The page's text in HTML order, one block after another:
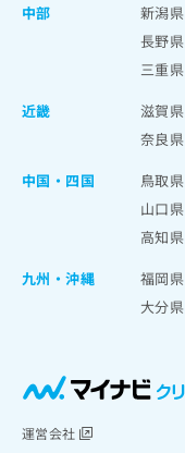
中部
新潟県
長野県
三重県
近畿
滋賀県
奈良県
中国・四国
鳥取県
山口県
高知県
九州・沖縄
福岡県
大分県
運営会社